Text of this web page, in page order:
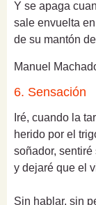
Y se apaga
sale envuelta
de su mantón
Manuel
6. Sensación
Iré, cuando la
herido por el
soñador,
y dejaré que el
Sin hablar, sin